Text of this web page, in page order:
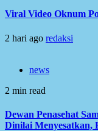
Viral Video Oknum
2 hari ago redaksi
news
2 min read
Dewan Penasehat
Dinilai Menyesatkan,